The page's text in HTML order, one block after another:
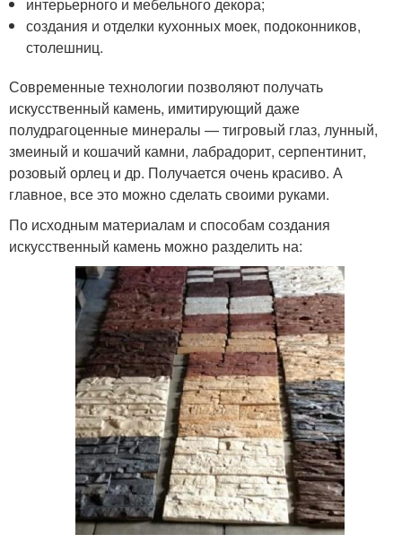
создания и отделки кухонных моек, подоконников,
столешниц.
Современные технологии позволяют получать
искусственный камень, имитирующий даже
полудрагоценные минералы — тигровый глаз, лунный,
змеиный и кошачий камни, лабрадорит, серпентинит,
розовый орлец и др. Получается очень красиво. А
главное, все это можно сделать своими руками.
По исходным материалам и способам создания
искусственный камень можно разделить на: